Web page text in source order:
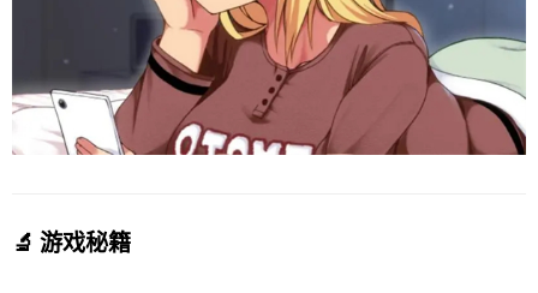
🔬 游戏秘籍